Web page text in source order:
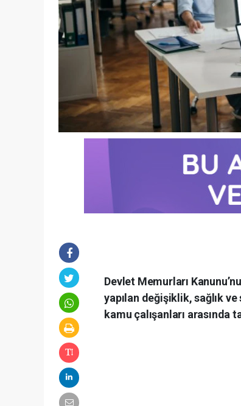
Devlet Memurları
yapılan değişiklik, sağlık
kamu çalışanları arasında